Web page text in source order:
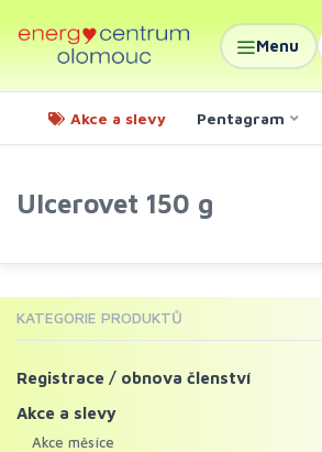
Menu
Akce a slevy Pentagram
Ulcerovet 150 g
KATEGORIE PRODUKTŮ
Registrace / obnova členství
Akce a slevy
Akce měsíce